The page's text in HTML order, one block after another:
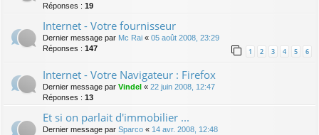
Réponses : 19
Internet - Votre fournisseur
Dernier message par Mc Rai « 05 août 2008, 23:29
Réponses : 147 1 2 3 4 5 6
Internet - Votre Navigateur : Firefox
Dernier message par Vindel « 22 juin 2008, 12:47
Réponses : 13
Et si on parlait d'immobilier ...
Dernier message par Sparco « 14 avr. 2008, 12:48